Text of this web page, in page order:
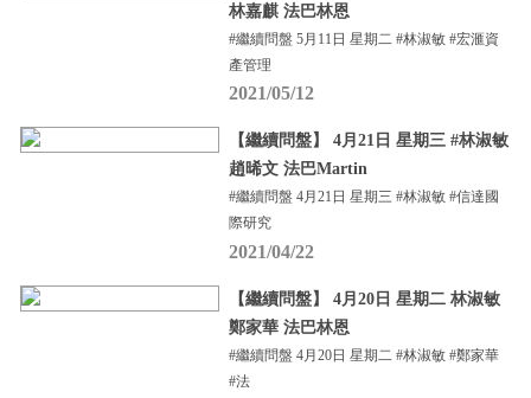
林嘉麒 法巴林恩
#繼續問盤 5月11日 星期二 #林淑敏 #宏滙資
產管理
2021/05/12
【繼續問盤】 4月21日 星期三 #林淑敏
趙晞文 法巴Martin
#繼續問盤 4月21日 星期三 #林淑敏 #信達國
際研究
2021/04/22
【繼續問盤】 4月20日 星期二 林淑敏
鄭家華 法巴林恩
#繼續問盤 4月20日 星期二 #林淑敏 #鄭家華
#法